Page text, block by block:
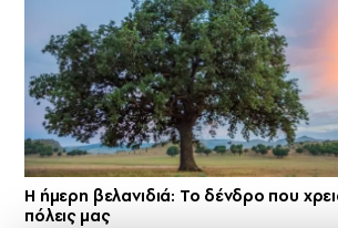
Η ήμερη βελανιδιά: Το δένδρο που
πόλεις μας